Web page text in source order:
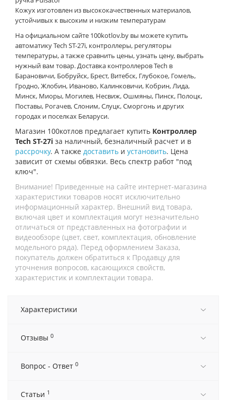
Кожух изготовлен из высококачественных материалов,
устойчивых к высоким и низким температурам
На официальном сайте 100kotlov.by вы можете купить
автоматикуTech ST-27i, контроллеры, регуляторы
температуры, а также сравнить цены, узнать цену, выбрать
нужный вам товар.Доставка контроллеров Tech в
Барановичи, Бобруйск, Брест, Витебск, Глубокое, Гомель,
Гродно, Жлобин, Иваново, Калинковичи, Кобрин, Лида,
Минск, Миоры, Могилев, Несвиж, Ошмяны, Пинск, Полоцк,
Поставы, Рогачев, Слоним, Слуцк, Сморгонь и других
городах и поселках Беларуси.
Магазин 100котлов предлагает купить Контроллер
Tech ST-27i за наличный, безналичный расчет и в
рассрочку. А также доставить и установить. Цена
зависит от схемы обвязки. Весь спектр работ "под
ключ".
Внимание! Приведенные на сайте интернет-магазина
характеристики товаров носят исключительно
информационный характер. Внешний вид товара,
включая цвет и комплектация могут незначительно
отличаться от представленных на фотографии и
видеообзоре (цвет, свет, комплектация, обновление
модельного ряда). Перед оформлением Заказа,
покупатель должен обратиться к Продавцу для
уточнения вопросов, касающихся свойств,
характеристик и комплектации товара.
Характеристики
Отзывы 0
Вопрос - Ответ 0
Статьи 1